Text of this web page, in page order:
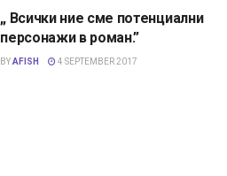
„ Всички ние сме потенциални
персонажи в роман.”
BYAFISH 4 SEPTEMBER 2017